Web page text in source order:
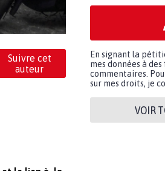
Suivre cet
auteur
En signant la
mes données à
commentaires.
sur mes droits, je
VOIR